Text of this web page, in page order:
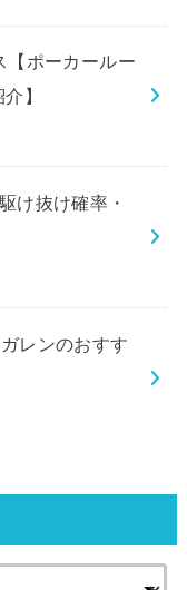
【ポーカールー
】
け抜け確率・
レンのおすす